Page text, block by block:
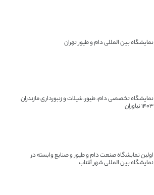
نمایشگاه بین المللی دام و طیور تهران
نمایشگاه تخصصی دام، طیور، شیلات و زنبورداری مازندران
1403 نیاوران
اولین نمایشگاه صنعت دام و طیور و صنایع وابسته در
نمایشگاه بین المللی شهر آفتاب